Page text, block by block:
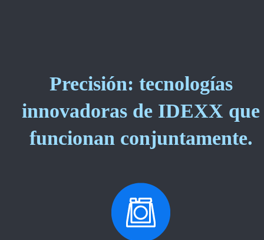
Precisión: tecnologías
innovadoras de IDEXX que
funcionan conjuntamente.